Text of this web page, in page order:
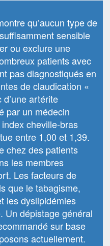
qu’aucun type de
sensible
ou exclure une
patients avec
pas diagnostiqués en
de claudication «
artérite
par un médecin
cheville-bras
entre 1,00 et 1,39.
chez des patients
les membres
Les facteurs de
que le tabagisme,
les dyslipidémies
Un dépistage général
sur base
actuellement.